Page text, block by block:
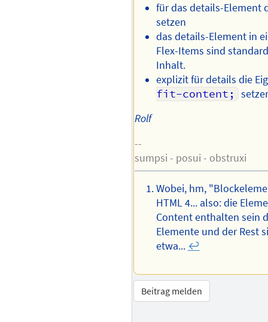
für das details-Element
setzen
das details-Element in
Flex-Items sind
Inhalt.
explizit für details die
fit-content;
Rolf
--
sumpsi - posui - obstruxi
Wobei, hm,
HTML 4... also: die
Content enthalten sein
Elemente und der Rest
etwa... ↩︎
Beitrag melden